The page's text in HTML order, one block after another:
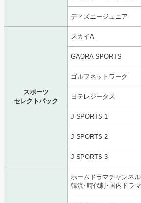
ディズニージュニア
スポーツ
セレクトパック
スカイA
GAORA SPORTS
ゴルフネットワーク
日テレジータス
J SPORTS 1
J SPORTS 2
J SPORTS 3
ホームドラマチャンネル
韓流･時代劇･国内ドラマ